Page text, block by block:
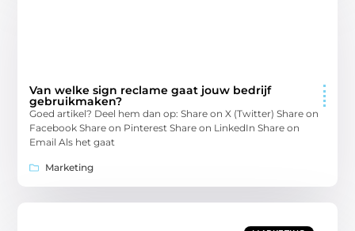
Van welke sign reclame gaat jouw bedrijf
gebruikmaken?
Goed artikel? Deel hem dan op: Share on X (Twitter) Share on
Facebook Share on Pinterest Share on LinkedIn Share on
Email Als het gaat
Marketing